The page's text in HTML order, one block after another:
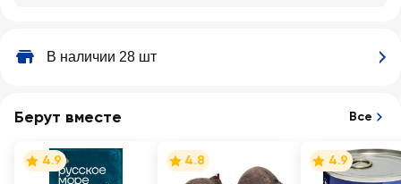
В наличии 28 шт
Берут вместе Все
4.9 4.8 4.9